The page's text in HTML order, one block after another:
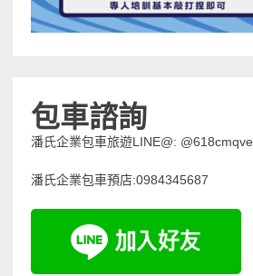
包車諮詢
潘氏企業包車旅遊LINE@: @618cmqve
潘氏企業包車預店:0984345687